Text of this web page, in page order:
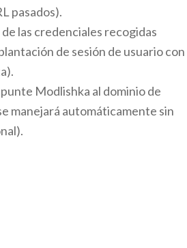
pasados).
las credenciales recogidas
de sesión de usuario con
Modlishka al dominio de
manejará automáticamente sin